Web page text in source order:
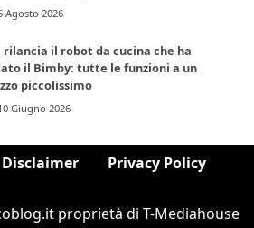
Agosto 2026
rilancia il robot da cucina che ha
il Bimby: tutte le funzioni a un
piccolissimo
Giugno 2026
Disclaimer Privacy Policy
proprietà di T-Mediahouse